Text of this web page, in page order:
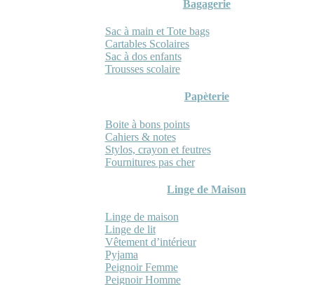
Bagagerie
Sac à main et Tote bags
Cartables Scolaires
Sac à dos enfants
Trousses scolaire
Papèterie
Boite à bons points
Cahiers & notes
Stylos, crayon et feutres
Fournitures pas cher
Linge de Maison
Linge de maison
Linge de lit
Vêtement d’intérieur
Pyjama
Peignoir Femme
Peignoir Homme